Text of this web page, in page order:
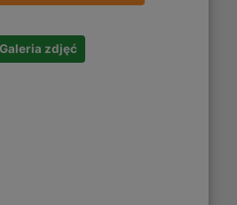
Galeria zdjęć